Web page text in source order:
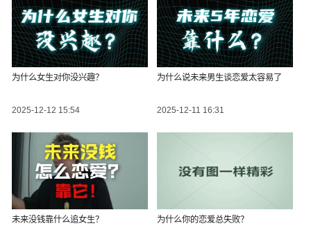
为什么女生对你没兴趣？
2025-12-12 15:54
为什么说未来男生谈恋爱太容易了
2025-12-11 16:31
未来没钱靠什么追女生？ 为什么你的恋爱总失败？